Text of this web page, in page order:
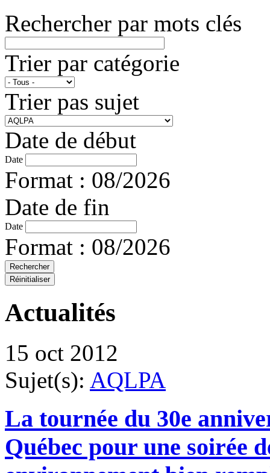
Rechercher par mots clés
Trier par catégorie
Trier pas sujet
Date de début
Date
Format : 08/2026
Date de fin
Date
Format : 08/2026
Actualités
15 oct 2012
Sujet(s): AQLPA
La tournée du 30e
Québec pour une soirée